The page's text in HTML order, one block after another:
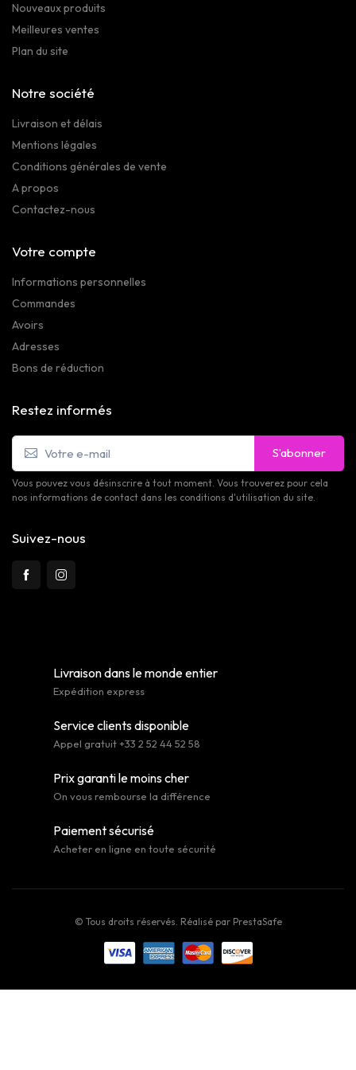
Nouveaux produits
Meilleures ventes
Plan du site
Notre société
Livraison et délais
Mentions légales
Conditions générales de vente
A propos
Contactez-nous
Votre compte
Informations personnelles
Commandes
Avoirs
Adresses
Bons de réduction
Restez informés
S’abonner
Vous pouvez vous désinscrire à tout moment. Vous trouverez pour cela
nos informations de contact dans les conditions d'utilisation du site.
Suivez-nous
Livraison dans le monde entier
Expédition express
Service clients disponible
Appel gratuit +33 2 52 44 52 58
Prix garanti le moins cher
On vous rembourse la différence
Paiement sécurisé
Acheter en ligne en toute sécurité
© Tous droits réservés. Réalisé par PrestaSafe